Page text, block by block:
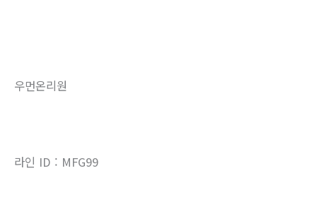
우먼온리원
라인 ID : MFG99